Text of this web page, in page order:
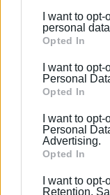
Please note that
Google services
behaviour. You
Google and its
section.
I want to
personal
Opted In
I want to
Personal
Opted In
I want to
Personal
Advertising.
Opted In
I want to
Retention,